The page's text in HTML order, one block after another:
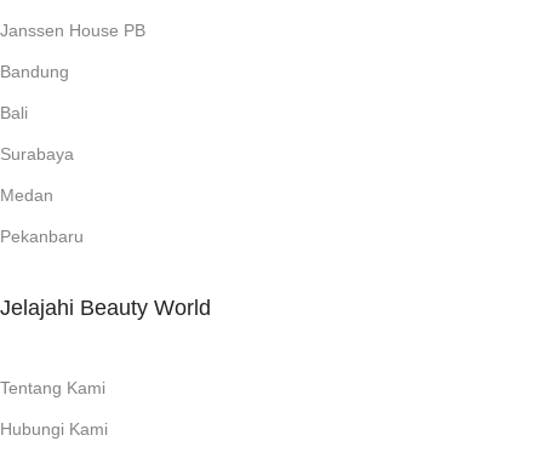
Janssen House PB
Bandung
Bali
Surabaya
Medan
Pekanbaru
Jelajahi Beauty World
Tentang Kami
Hubungi Kami